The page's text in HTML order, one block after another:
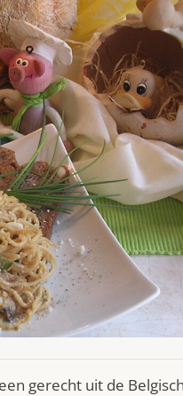
gerecht uit de